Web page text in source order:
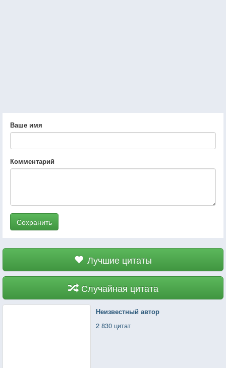
Ваше имя
Комментарий
Сохранить
Лучшие цитаты
Случайная цитата
Неизвестный автор
2 830 цитат